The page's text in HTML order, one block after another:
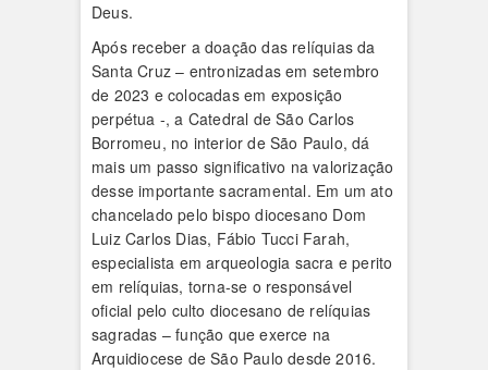
Deus.
Após receber a doação das relíquias da
Santa Cruz – entronizadas em setembro
de 2023 e colocadas em exposição
perpétua -, a Catedral de São Carlos
Borromeu, no interior de São Paulo, dá
mais um passo significativo na valorização
desse importante sacramental. Em um ato
chancelado pelo bispo diocesano Dom
Luiz Carlos Dias, Fábio Tucci Farah,
especialista em arqueologia sacra e perito
em relíquias, torna-se o responsável
oficial pelo culto diocesano de relíquias
sagradas – função que exerce na
Arquidiocese de São Paulo desde 2016.